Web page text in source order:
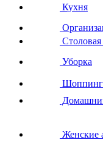
Кухня
Уборка
Шоппинг
Женские